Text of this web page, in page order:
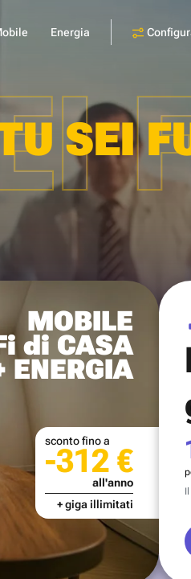
Energia
SEI
MOBILE
di CASA
ENERGIA
sconto fino a
-312 €
all'anno
+ giga illimitati